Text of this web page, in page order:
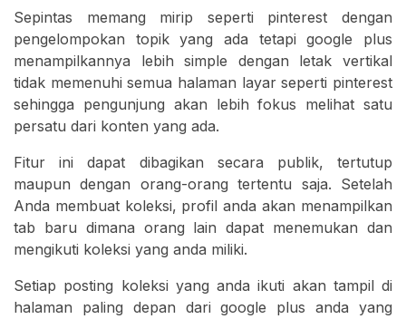
Sepintas memang mirip seperti pinterest dengan
pengelompokan topik yang ada tetapi google plus
menampilkannya lebih simple dengan letak vertikal
tidak memenuhi semua halaman layar seperti pinterest
sehingga pengunjung akan lebih fokus melihat satu
persatu dari konten yang ada.
Fitur ini dapat dibagikan secara publik, tertutup
maupun dengan orang-orang tertentu saja. Setelah
Anda membuat koleksi, profil anda akan menampilkan
tab baru dimana orang lain dapat menemukan dan
mengikuti koleksi yang anda miliki.
Setiap posting koleksi yang anda ikuti akan tampil di
halaman paling depan dari google plus anda yang